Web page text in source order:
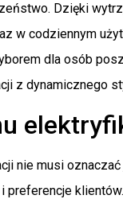
Dzięki
w codziennym
dla osób
z dynamicznego
nie musi